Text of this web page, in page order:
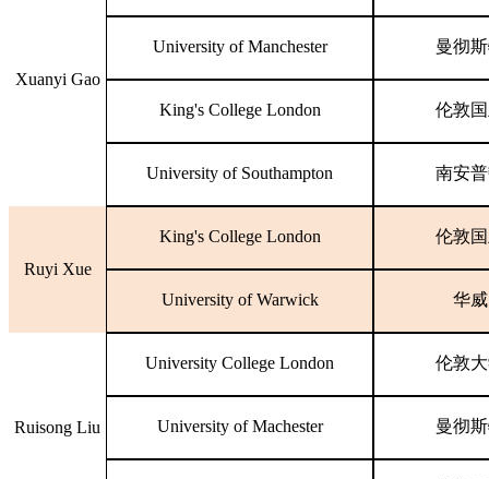
Xuanyi Gao
University of Manchester 曼彻
King's College London 伦敦
University of Southampton 南安
Ruyi Xue
King's College London 伦敦
University of Warwick 华
Ruisong Liu
University College London 伦敦
University of Machester 曼彻